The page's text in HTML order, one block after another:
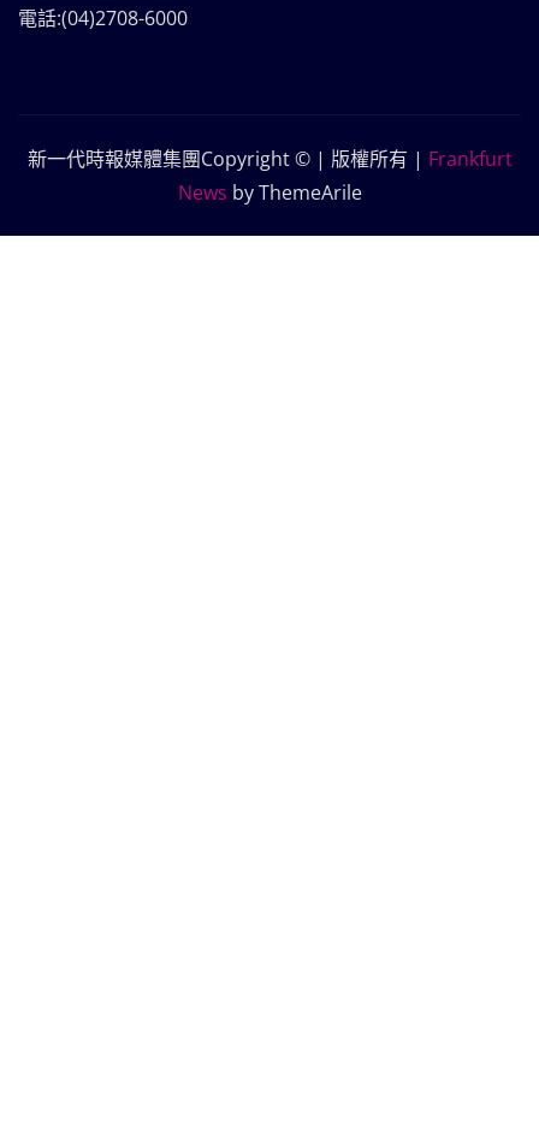
電話:(04)2708-6000
新一代時報媒體集團Copyright © | 版權所有 | Frankfurt
News by ThemeArile